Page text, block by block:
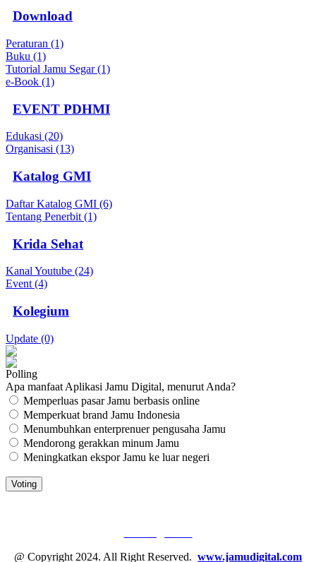
Download
Peraturan (1)
Buku (1)
Tutorial Jamu Segar (1)
e-Book (1)
EVENT PDHMI
Edukasi (20)
Organisasi (13)
Katalog GMI
Daftar Katalog GMI (6)
Tentang Penerbit (1)
Krida Sehat
Kanal Youtube (24)
Event (4)
Kolegium
Update (0)
Polling
Apa manfaat Aplikasi Jamu Digital, menurut Anda?
Memperluas pasar Jamu berbasis online
Memperkuat brand Jamu Indonesia
Menumbuhkan enterprenuer pengusaha Jamu
Mendorong gerakkan minum Jamu
Meningkatkan ekspor Jamu ke luar negeri
@ Copyright 2024. All Right Reserved. www.jamudigital.com